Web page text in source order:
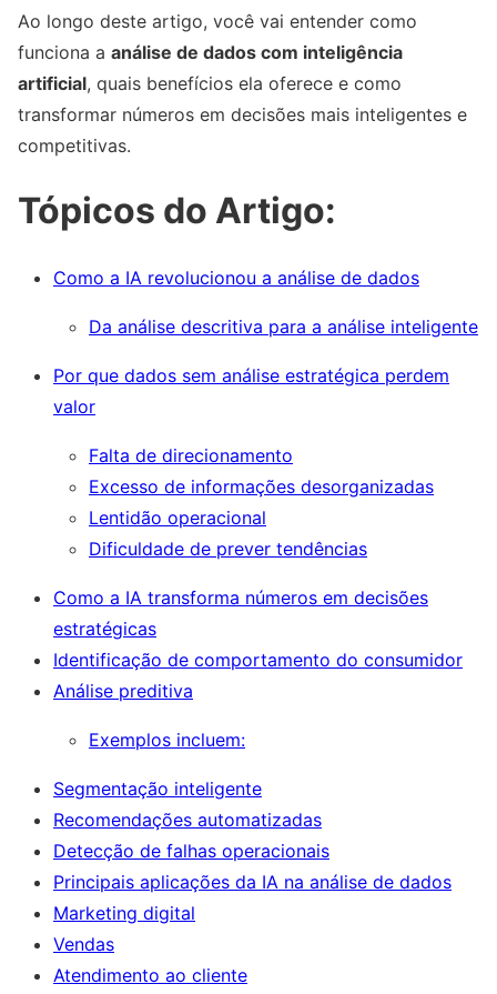
Ao longo deste artigo, você vai entender como
funciona a análise de dados com inteligência
artificial, quais benefícios ela oferece e como
transformar números em decisões mais inteligentes e
competitivas.
Tópicos do Artigo:
Como a IA revolucionou a análise de dados
Da análise descritiva para a análise inteligente
Por que dados sem análise estratégica perdem
valor
Falta de direcionamento
Excesso de informações desorganizadas
Lentidão operacional
Dificuldade de prever tendências
Como a IA transforma números em decisões
estratégicas
Identificação de comportamento do consumidor
Análise preditiva
Exemplos incluem:
Segmentação inteligente
Recomendações automatizadas
Detecção de falhas operacionais
Principais aplicações da IA na análise de dados
Marketing digital
Vendas
Atendimento ao cliente